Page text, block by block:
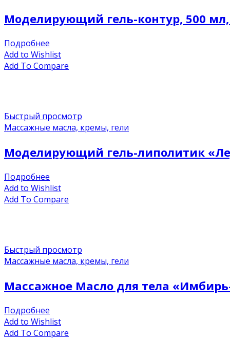
Моделирующий гель-контур, 500
Подробнее
Add to Wishlist
Add To Compare
Быстрый просмотр
Массажные масла, кремы, гели
Моделирующий гель-липолитик
Подробнее
Add to Wishlist
Add To Compare
Быстрый просмотр
Массажные масла, кремы, гели
Массажное Масло для тела
Подробнее
Add to Wishlist
Add To Compare